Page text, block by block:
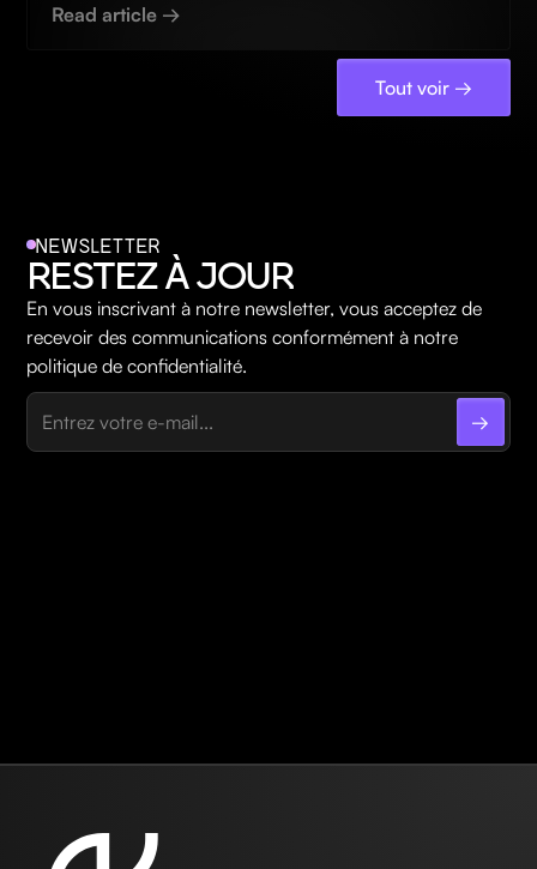
Read article →
Tout voir →
NEWSLETTER
RESTEZ À JOUR
En vous inscrivant à notre newsletter, vous acceptez de
recevoir des communications conformément à notre
politique de confidentialité.